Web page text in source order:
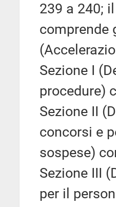
239 a 240;
comprende
Sezione I
procedure)
Sezione II
concorsi e
sospese)
Sezione III
per il